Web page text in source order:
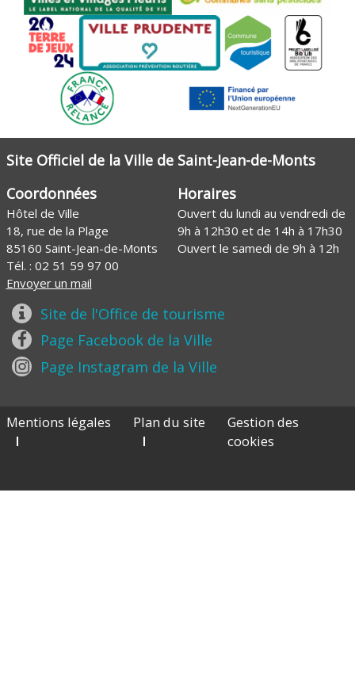
Site Officiel de la Ville de Saint-Jean-de-Monts
Coordonnées
Hôtel de Ville
18, rue de la Plage
85160 Saint-Jean-de-Monts
Tél. : 02 51 59 97 00
Envoyer un mail
Horaires
Ouvert du lundi au vendredi de
9h à 12h30 et de 14h à 17h30
Ouvert le samedi de 9h à 12h
Site de l'Office de tourisme
Page Facebook de la Ville
Page Instagram de la Ville
Mentions légales Plan du site
Gestion des
cookies